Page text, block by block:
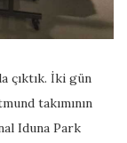
çıktık. İki gün
takımının
Iduna Park